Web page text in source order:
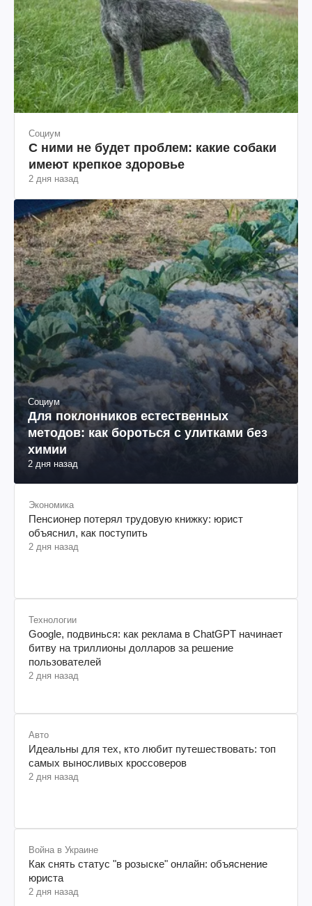
Социум
С ними не будет проблем: какие собаки
имеют крепкое здоровье
2 дня назад
Социум
Для поклонников естественных
методов: как бороться с улитками без
химии
2 дня назад
Экономика
Пенсионер потерял трудовую книжку: юрист
объяснил, как поступить
2 дня назад
Технологии
Google, подвинься: как реклама в ChatGPT начинает
битву на триллионы долларов за решение
пользователей
2 дня назад
Авто
Идеальны для тех, кто любит путешествовать: топ
самых выносливых кроссоверов
2 дня назад
Война в Украине
Как снять статус "в розыске" онлайн: объяснение
юриста
2 дня назад